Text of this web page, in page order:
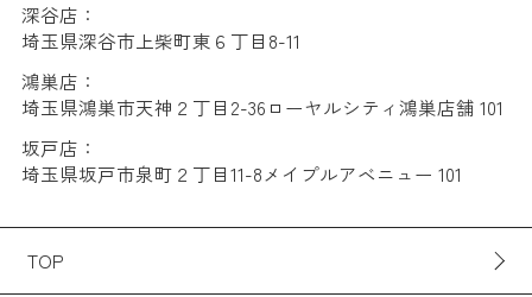
深谷店：
埼玉県深谷市上柴町東６丁目8-11
鴻巣店：
埼玉県鴻巣市天神２丁目2-36ローヤルシティ鴻巣店舗 101
坂戸店：
埼玉県坂戸市泉町２丁目11-8メイプルアベニュー 101
TOP